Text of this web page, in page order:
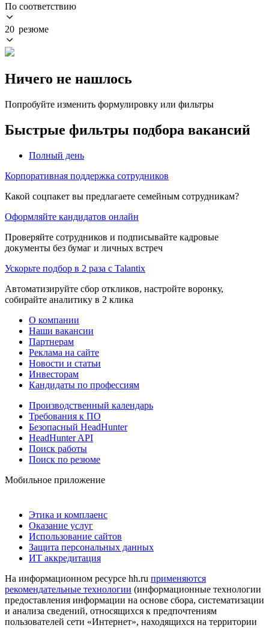
По соответствию
20 резюме
Ничего не нашлось
Попробуйте изменить формулировку или фильтры
Быстрые фильтры подбора вакансий
Полный день
Корпоративная поддержка сотрудников
Какой соцпакет вы предлагаете семейным сотрудникам?
Оформляйте кандидатов онлайн
Проверяйте сотрудников и подписывайте кадровые
документы без бумаг и личных встреч
Ускорьте подбор в 2 раза с Talantix
Автоматизируйте сбор откликов, настройте воронку,
собирайте аналитику в 2 клика
О компании
Наши вакансии
Партнерам
Реклама на сайте
Новости и статьи
Инвесторам
Кандидаты по профессиям
Производственный календарь
Требования к ПО
Безопасный HeadHunter
HeadHunter API
Поиск работы
Поиск по резюме
Мобильное приложение
Этика и комплаенс
Оказание услуг
Использование сайтов
Защита персональных данных
ИТ аккредитация
На информационном ресурсе hh.ru применяются
рекомендательные технологии (информационные технологии
предоставления информации на основе сбора, систематизации
и анализа сведений, относящихся к предпочтениям
пользователей сети «Интернет», находящихся на территории